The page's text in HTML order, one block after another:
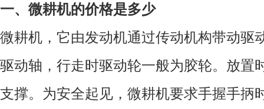
一、微耕机的价格是多少
微耕机，它由发动机通过传动机构带动驱
驱动轴，行走时驱动轮一般为胶轮。放置
支撑。为安全起见，微耕机要求手握手抦